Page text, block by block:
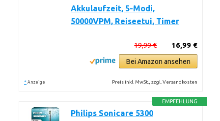
Akkulaufzeit, 5-Modi,
50000VPM, Reiseetui, Timer
16,99 €
19,99 €
Bei Amazon ansehen
* Anzeige Preis inkl. MwSt., zzgl. Versandkosten
EMPFEHLUNG
Philips Sonicare 5300